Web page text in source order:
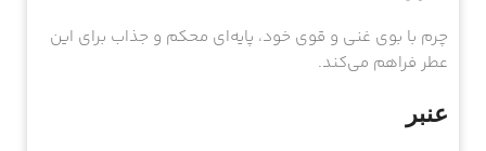
چرم با بوی غنی و قوی خود، پایه‌ای محکم و جذاب برای این
عطر فراهم می‌کند.
عنبر